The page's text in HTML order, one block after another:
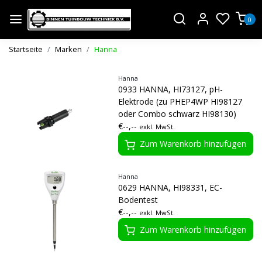
0
Startseite Marken Hanna
Hanna
0933 HANNA, HI73127, pH-
Elektrode (zu PHEP4WP HI98127
oder Combo schwarz HI98130)
€--,-- exkl. MwSt.
Zum Warenkorb hinzufügen
Hanna
0629 HANNA, HI98331, EC-
Bodentest
€--,-- exkl. MwSt.
Zum Warenkorb hinzufügen